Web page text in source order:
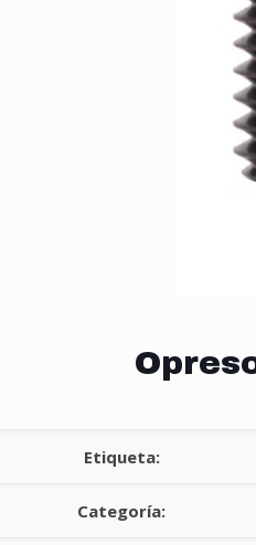
Etiqueta:
Categoría: